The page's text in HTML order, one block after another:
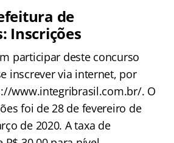
de
Inscrições
participar deste concurso
inscrever via internet, por
www.integribrasil.com.br/. O
foi de 28 de fevereiro de
de 2020. A taxa de